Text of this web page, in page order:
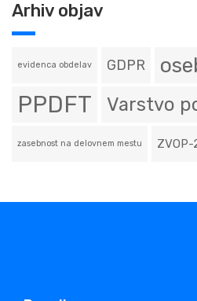
Arhiv objav
evidenca obdelav GDPR
PPDFT Varstvo
zasebnost na delovnem mestu ZVOP-